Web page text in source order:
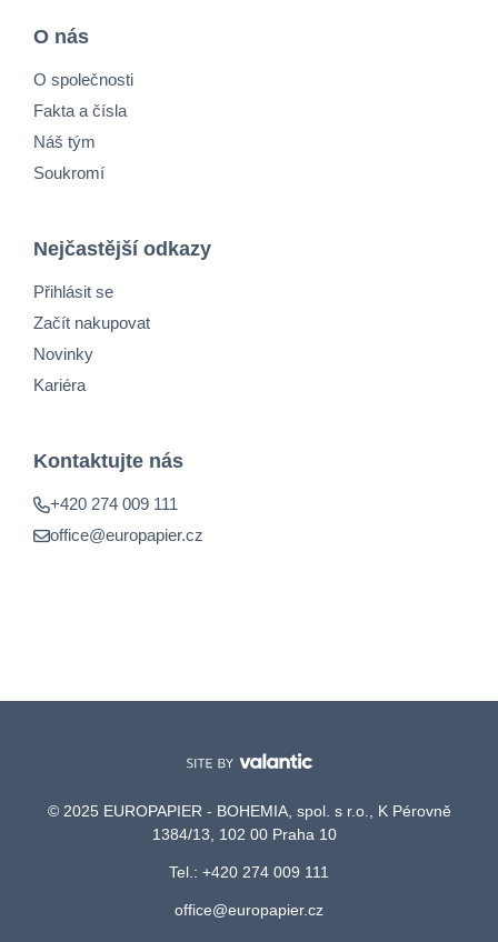
O nás
O společnosti
Fakta a čísla
Náš tým
Soukromí
Nejčastější odkazy
Přihlásit se
Začít nakupovat
Novinky
Kariéra
Kontaktujte nás
+420 274 009 111
office@europapier.cz
© 2025 EUROPAPIER - BOHEMIA, spol. s r.o., K Pérovně
1384/13, 102 00 Praha 10
Tel.: +420 274 009 111
office@europapier.cz